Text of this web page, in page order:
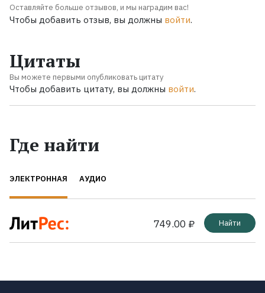
Оставляйте больше отзывов, и мы наградим вас!
Чтобы добавить отзыв, вы должны войти.
Цитаты
Вы можете первыми опубликовать цитату
Чтобы добавить цитату, вы должны войти.
Где найти
ЭЛЕКТРОННАЯ АУДИО
749.00 ₽ Найти